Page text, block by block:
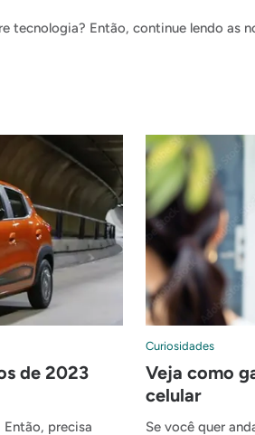
tecnologia? Então, continue lendo as
de 2023
precisa
Curiosidades
Veja como
celular
Se você quer